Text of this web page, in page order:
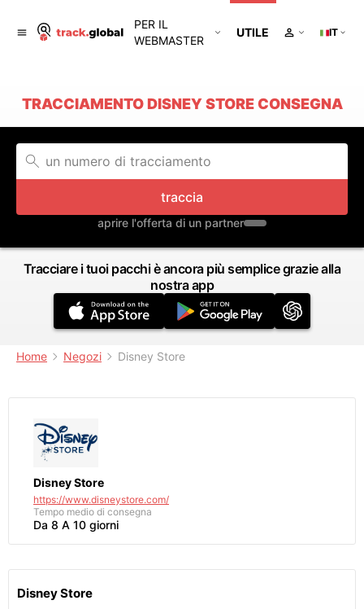
PER IL
WEBMASTER
UTILE IT
TRACCIAMENTO DISNEY STORE CONSEGNA
traccia
aprire l'offerta di un partner
Tracciare i tuoi pacchi è ancora più semplice grazie alla
nostra app
Home Negozi Disney Store
Disney Store
https://www.disneystore.com/
Tempo medio di consegna
Da 8 A 10 giorni
Disney Store